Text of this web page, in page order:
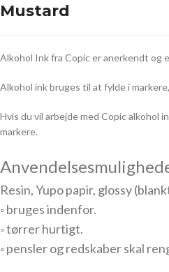
Mustard
Alkohol Ink fra Copic er anerkendt og
Alkohol ink bruges til at fylde i
Hvis du vil arbejde med Copic alkohol
markere.
Resin, Yupo papir, glossy
◦ bruges indenfor.
◦ tørrer hurtigt.
◦ pensler og redskaber skal